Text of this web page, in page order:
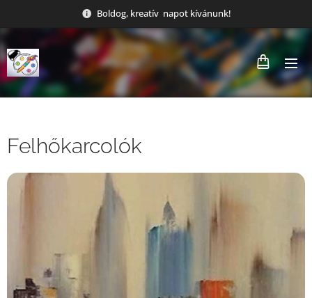
Boldog, kreatív napot kívánunk!
Felhőkarcolók